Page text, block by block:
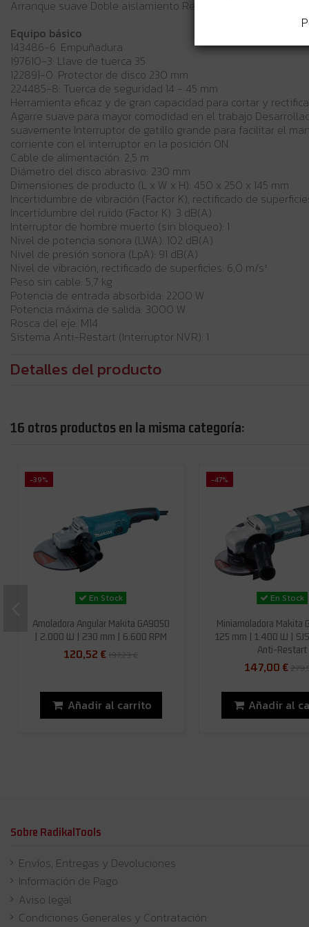
Arranque suave Doble aislamiento Recogida de polvo
Equipo básico
143486-6: Empuñadura
197610-3: Llave de tuerca 35
122891-0: Protector de disco 230 mm
224485-8: Tuerca de seguridad 14 - 45 mm
Herramienta eficaz y de gran capacidad para cortar y
Agarre suave para mayor comodidad en el trabajo
suavemente Interruptor de gatillo grande para facilitar el
corriente con el interruptor en la posición ON.
Cable de alimentación: 2,5 m
Diámetro del disco abrasivo: 230 mm
Dimensiones de producto (L x W x H): 450 x 250 x 145 mm
Incertidumbre de vibración (Factor K), rectificado de
Incertidumbre del ruido (Factor K): 3 dB(A)
Interruptor de hombre muerto (sin bloqueo): 1
Nivel de potencia sonora (LWA): 102 dB(A)
Nivel de presión sonora (LpA): 91 dB(A)
Nivel de vibración, rectificado de superficies: 6,0 m/s²
Peso sin cable: 5,7 kg
Potencia de entrada absorbida: 2200 W
Potencia máxima de salida: 3000 W
Rosca del eje: M14
Sistema Anti-Restart (Interruptor NVR): 1
Detalles del producto
16 otros productos en la misma categoría:
-39%
En Stock
Amoladora Angular Makita GA9050
| 2.000 W | 230 mm | 6.600 RPM
120,52 € 197,23 €
Añadir al carrito
-47%
En Stock
Miniamoladora Makita
125 mm | 1.400 W |
Anti-Restart
147,00 €
Añadir al
Sobre RadikalTools
Envíos, Entregas y Devoluciones
Información de Pago
Aviso legal
Condiciones Generales y Contratación